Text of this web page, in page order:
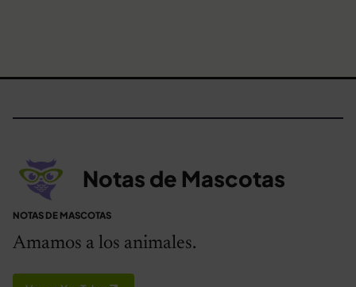
Notas de Mascotas
NOTAS DE MASCOTAS
Amamos a los animales.